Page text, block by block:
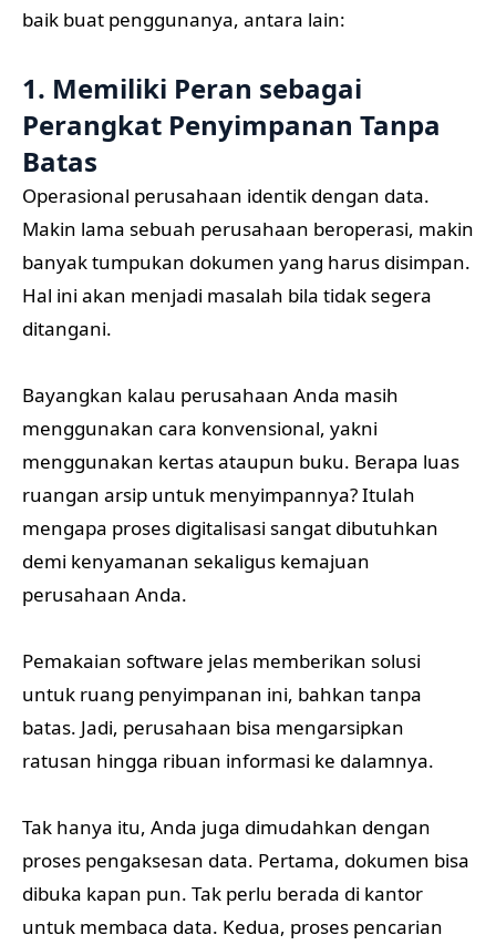
baik buat penggunanya, antara lain:
1. Memiliki Peran sebagai
Perangkat Penyimpanan Tanpa
Batas
Operasional perusahaan identik dengan data.
Makin lama sebuah perusahaan beroperasi, makin
banyak tumpukan dokumen yang harus disimpan.
Hal ini akan menjadi masalah bila tidak segera
ditangani.
Bayangkan kalau perusahaan Anda masih
menggunakan cara konvensional, yakni
menggunakan kertas ataupun buku. Berapa luas
ruangan arsip untuk menyimpannya? Itulah
mengapa proses digitalisasi sangat dibutuhkan
demi kenyamanan sekaligus kemajuan
perusahaan Anda.
Pemakaian software jelas memberikan solusi
untuk ruang penyimpanan ini, bahkan tanpa
batas. Jadi, perusahaan bisa mengarsipkan
ratusan hingga ribuan informasi ke dalamnya.
Tak hanya itu, Anda juga dimudahkan dengan
proses pengaksesan data. Pertama, dokumen bisa
dibuka kapan pun. Tak perlu berada di kantor
untuk membaca data. Kedua, proses pencarian